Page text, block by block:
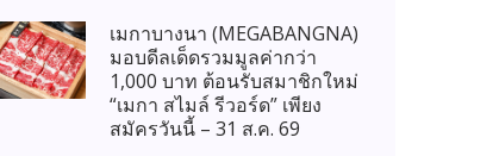
เมกาบางนา (MEGABANGNA)
มอบดีลเด็ดรวมมูลค่ากว่า
1,000 บาท ต้อนรับสมาชิกใหม่
“เมกา สไมล์ รีวอร์ด” เพียง
สมัครวันนี้ – 31 ส.ค. 69